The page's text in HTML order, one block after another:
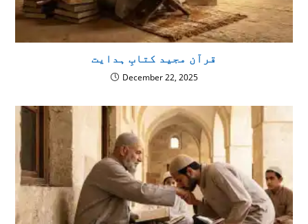
قرآن مجید کتابِ ہدایت
December 22, 2025